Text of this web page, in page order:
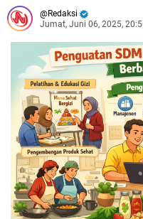
Redaksi
Jumat, Juni 06, 2025,